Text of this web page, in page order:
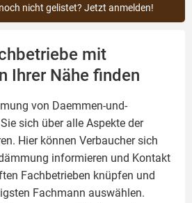
nicht gelistet? Jetzt anmelden!
mit
Ihrer Nähe finden
von Daemmen-und-
sich über alle Aspekte der
Hier können Verbaucher sich
informieren und Kontakt
Fachbetrieben knüpfen und
Fachmann auswählen.